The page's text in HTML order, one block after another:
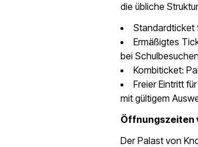
die übliche
Standardticket
Ermäßigtes
bei
Kombiticket:
Freier Eintritt
mit gültigem
Öffnungszeiten
Der Palast von